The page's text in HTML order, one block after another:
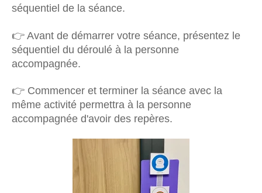
séquentiel de la séance.
👉 Avant de démarrer votre séance, présentez le
séquentiel du déroulé à la personne
accompagnée.
👉 Commencer et terminer la séance avec la
même activité permettra à la personne
accompagnée d'avoir des repères.